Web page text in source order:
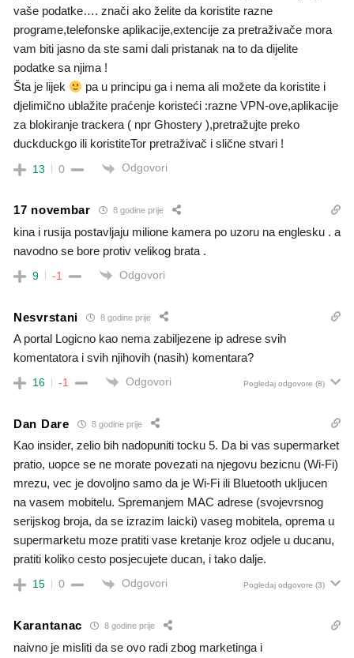
vaše podatke…. znači ako želite da koristite razne
programe,telefonske aplikacije,extencije za pretraživače mora
vam biti jasno da ste sami dali pristanak na to da dijelite
podatke sa njima !
Šta je lijek
pa u principu ga i nema ali možete da koristite i
djelimično ublažite praćenje koristeći :razne VPN-ove,aplikacije
za blokiranje trackera ( npr Ghostery ),pretražujte preko
duckduckgo ili koristiteTor pretraživač i slične stvari !
13 0 Odgovori
17 novembar 8 godine prije
kina i rusija postavljaju milione kamera po uzoru na englesku . a
navodno se bore protiv velikog brata .
9 -1 Odgovori
Nesvrstani 8 godine prije
A portal Logicno kao nema zabiljezene ip adrese svih
komentatora i svih njihovih (nasih) komentara?
16 -1 Odgovori Pogledaj odgovore (8)
Dan Dare 8 godine prije
Kao insider, zelio bih nadopuniti tocku 5. Da bi vas supermarket
pratio, uopce se ne morate povezati na njegovu bezicnu (Wi-Fi)
mrezu, vec je dovoljno samo da je Wi-Fi ili Bluetooth ukljucen
na vasem mobitelu. Spremanjem MAC adrese (svojevrsnog
serijskog broja, da se izrazim laicki) vaseg mobitela, oprema u
supermarketu moze pratiti vase kretanje kroz odjele u ducanu,
pratiti koliko cesto posjecujete ducan, i tako dalje.
15 0 Odgovori Pogledaj odgovore (3)
Karantanac 8 godine prije
naivno je misliti da se ovo radi zbog marketinga i